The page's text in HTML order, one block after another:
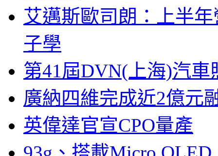
艾邁斯歐司朗：上半
子學
第41屆DVN(上海)汽
廣納四維完成近2億元
英偉達官宣CPO量產